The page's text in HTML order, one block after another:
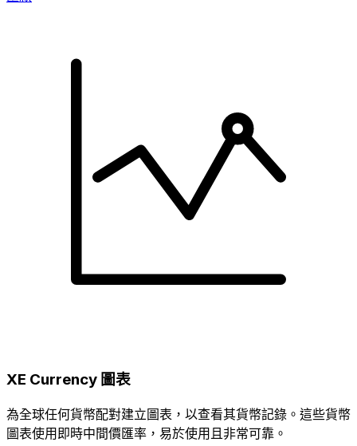
XE Currency 圖表
為全球任何貨幣配對建立圖表，以查看其貨幣記錄。這些貨幣
圖表使用即時中間價匯率，易於使用且非常可靠。